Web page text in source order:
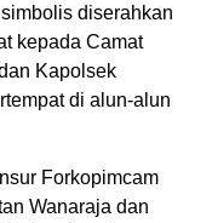
diserahkan
kepada Camat
Kapolsek
di alun-alun
Forkopimcam
Wanaraja dan